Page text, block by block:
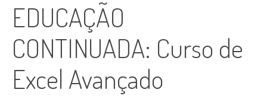
EDUCAÇÃO
CONTINUADA: Curso de
Excel Avançado